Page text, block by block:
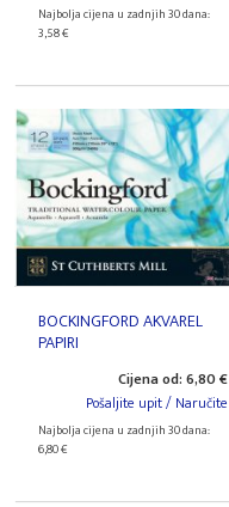
Najbolja cijena u zadnjih 30 dana:
3,58 €
BOCKINGFORD AKVAREL
PAPIRI
Cijena od: 6,80 €
Pošaljite upit / Naručite
Najbolja cijena u zadnjih 30 dana:
6,80 €